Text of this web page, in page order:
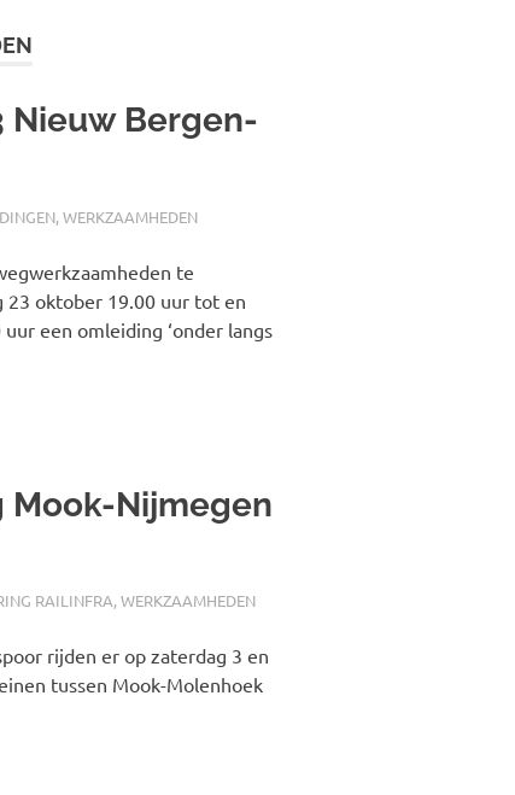
Nieuw Bergen-
,WERKZAAMHEDEN
te
oktober 19.00 uur tot en
een omleiding ‘onder langs
Nijmegen
RAILINFRA,WERKZAAMHEDEN
rijden er op zaterdag 3 en
tussen Mook-Molenhoek